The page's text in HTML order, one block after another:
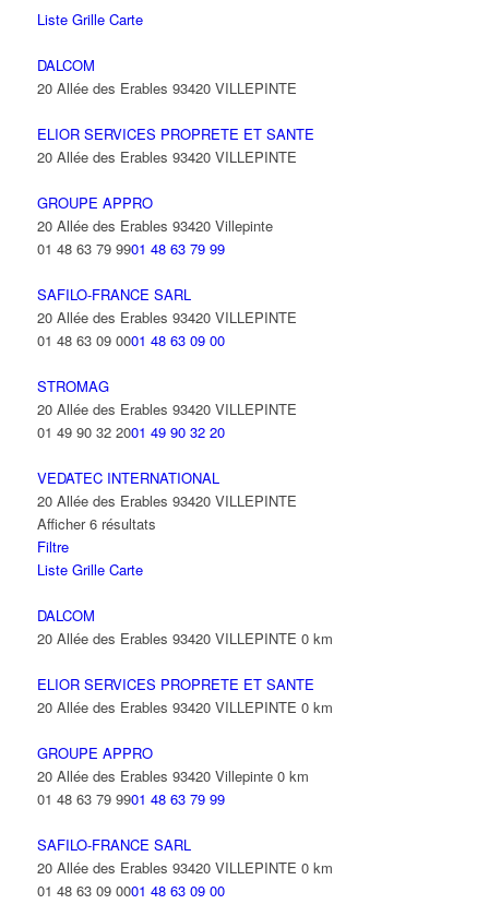
Liste Grille Carte
DALCOM
20 Allée des Erables 93420 VILLEPINTE
ELIOR SERVICES PROPRETE ET SANTE
20 Allée des Erables 93420 VILLEPINTE
GROUPE APPRO
20 Allée des Erables 93420 Villepinte
01 48 63 79 9901 48 63 79 99
SAFILO-FRANCE SARL
20 Allée des Erables 93420 VILLEPINTE
01 48 63 09 0001 48 63 09 00
STROMAG
20 Allée des Erables 93420 VILLEPINTE
01 49 90 32 2001 49 90 32 20
VEDATEC INTERNATIONAL
20 Allée des Erables 93420 VILLEPINTE
Afficher 6 résultats
Filtre
Liste Grille Carte
DALCOM
20 Allée des Erables 93420 VILLEPINTE 0 km
ELIOR SERVICES PROPRETE ET SANTE
20 Allée des Erables 93420 VILLEPINTE 0 km
GROUPE APPRO
20 Allée des Erables 93420 Villepinte 0 km
01 48 63 79 9901 48 63 79 99
SAFILO-FRANCE SARL
20 Allée des Erables 93420 VILLEPINTE 0 km
01 48 63 09 0001 48 63 09 00